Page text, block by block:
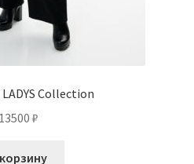
Collection
13500 ₽